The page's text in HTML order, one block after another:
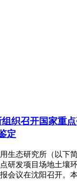
织召开国家重
定
生态研究所（以下
研发项目场地土壤
会议在沈阳召开。